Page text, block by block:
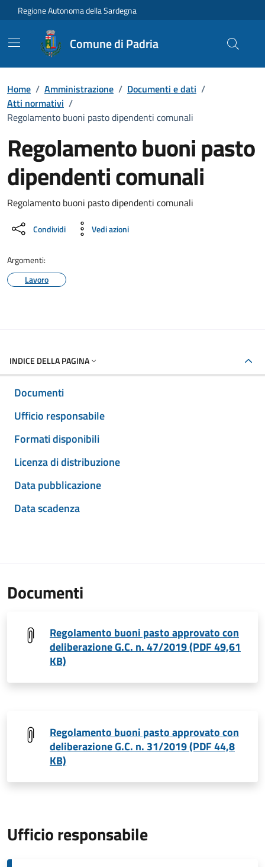
Vai ai contenuti
Vai al Footer
Regione Autonoma della Sardegna
Comune di Padria
Home / Amministrazione / Documenti e dati /
Atti normativi /
Regolamento buoni pasto dipendenti comunali
Regolamento buoni pasto
dipendenti comunali
Dettaglio del documento
Regolamento buoni pasto dipendenti comunali
Condividi Vedi azioni
Argomenti:
Lavoro
INDICE DELLA PAGINA
Documenti
Ufficio responsabile
Formati disponibili
Licenza di distribuzione
Data pubblicazione
Data scadenza
Documenti
Regolamento buoni pasto approvato con
deliberazione G.C. n. 47/2019 (PDF 49,61
KB)
Regolamento buoni pasto approvato con
deliberazione G.C. n. 31/2019 (PDF 44,8
KB)
Ufficio responsabile